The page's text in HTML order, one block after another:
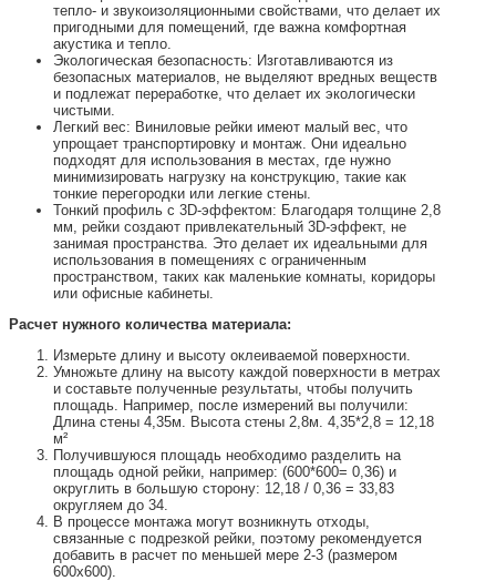
тепло- и звукоизоляционными свойствами, что делает их
пригодными для помещений, где важна комфортная
акустика и тепло.
Экологическая безопасность: Изготавливаются из
безопасных материалов, не выделяют вредных веществ
и подлежат переработке, что делает их экологически
чистыми.
Легкий вес: Виниловые рейки имеют малый вес, что
упрощает транспортировку и монтаж. Они идеально
подходят для использования в местах, где нужно
минимизировать нагрузку на конструкцию, такие как
тонкие перегородки или легкие стены.
Тонкий профиль с 3D-эффектом: Благодаря толщине 2,8
мм, рейки создают привлекательный 3D-эффект, не
занимая пространства. Это делает их идеальными для
использования в помещениях с ограниченным
пространством, таких как маленькие комнаты, коридоры
или офисные кабинеты.
Расчет нужного количества материала:
Измерьте длину и высоту оклеиваемой поверхности.
Умножьте длину на высоту каждой поверхности в метрах
и составьте полученные результаты, чтобы получить
площадь. Например, после измерений вы получили:
Длина стены 4,35м. Высота стены 2,8м. 4,35*2,8 = 12,18
м²
Получившуюся площадь необходимо разделить на
площадь одной рейки, например: (600*600= 0,36) и
округлить в большую сторону: 12,18 / 0,36 = 33,83
округляем до 34.
В процессе монтажа могут возникнуть отходы,
связанные с подрезкой рейки, поэтому рекомендуется
добавить в расчет по меньшей мере 2-3 (размером
600х600).